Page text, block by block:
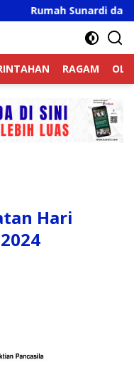
Sunardi dan Misno
RAGAM
Hari